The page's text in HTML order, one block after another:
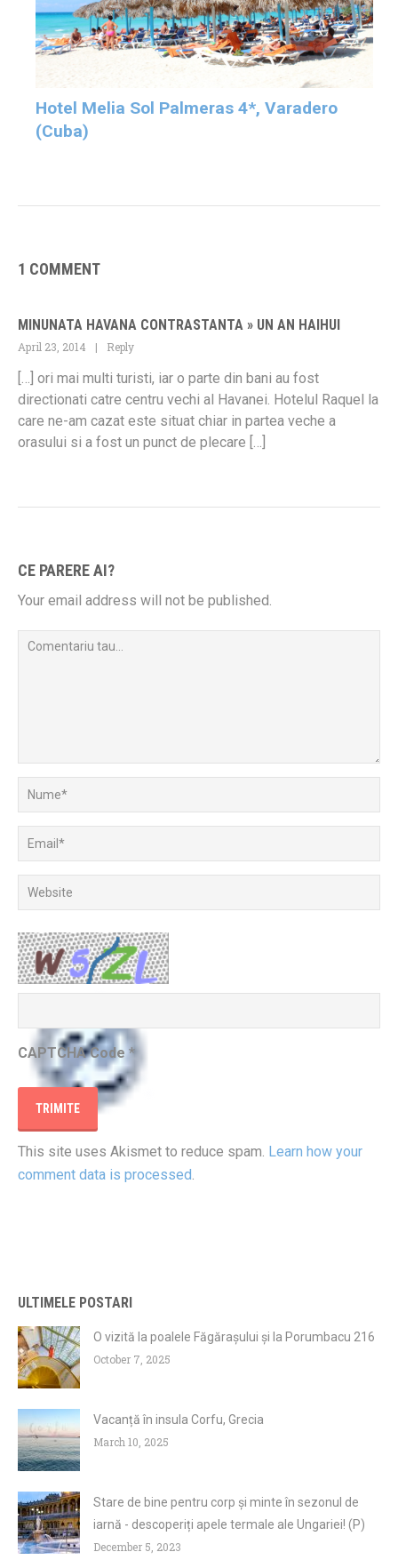
Hotel Melia Sol Palmeras 4*, Varadero
(Cuba)
1 COMMENT
MINUNATA HAVANA CONTRASTANTA » UN AN HAIHUI
April 23, 2014 Reply
[…] ori mai multi turisti, iar o parte din bani au fost
directionati catre centru vechi al Havanei. Hotelul Raquel la
care ne-am cazat este situat chiar in partea veche a
orasului si a fost un punct de plecare […]
CE PARERE AI?
Your email address will not be published.
CAPTCHA Code *
This site uses Akismet to reduce spam. Learn how your
comment data is processed.
ULTIMELE POSTARI
O vizită la poalele Făgărașului și la Porumbacu 216
October 7, 2025
Vacanță în insula Corfu, Grecia
March 10, 2025
Stare de bine pentru corp și minte în sezonul de
iarnă - descoperiți apele termale ale Ungariei! (P)
December 5, 2023